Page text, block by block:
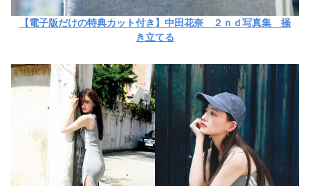
【電子版だけの特典カット付き】中田花奈 ２ｎｄ写真集 掻
き立てる